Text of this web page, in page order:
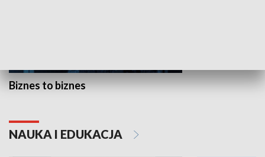
Biznes to biznes
NAUKA I EDUKACJA